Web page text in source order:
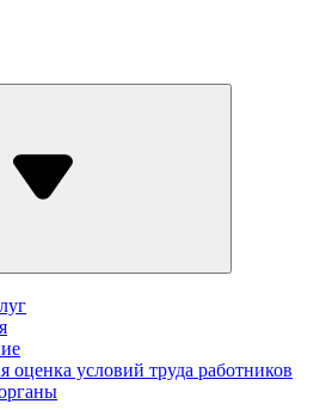
оценка условий труда работников